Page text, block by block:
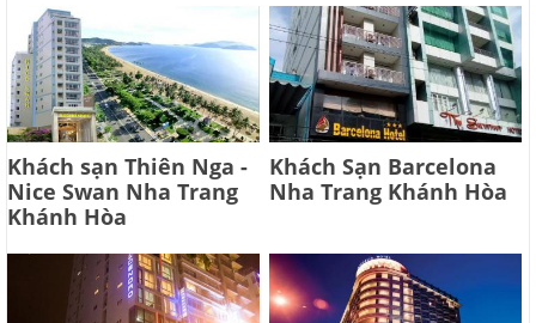
Khách sạn Thiên Nga -
Nice Swan Nha Trang
Khánh Hòa
Khách Sạn Barcelona
Nha Trang Khánh Hòa